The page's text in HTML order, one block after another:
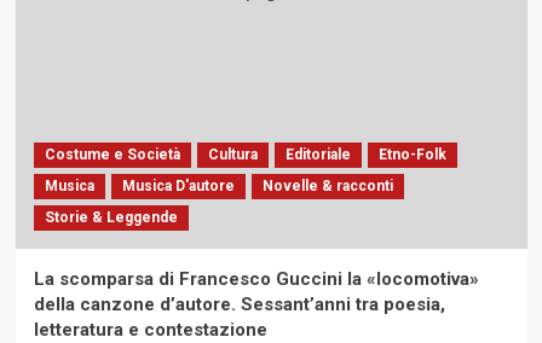
Costume e Società Cultura Editoriale
Etno-Folk
Musica
Musica D'autore
Novelle & racconti
Storie & Leggende
La scomparsa di Francesco Guccini la «locomotiva»
della canzone d’autore. Sessant’anni tra poesia,
letteratura e contestazione